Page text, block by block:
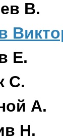
В.
Е.
С.
А.
Н.